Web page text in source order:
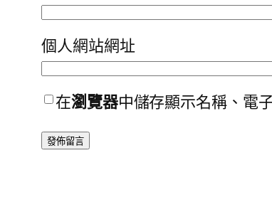
個人網站網址
在瀏覽器中儲存顯示名稱、電